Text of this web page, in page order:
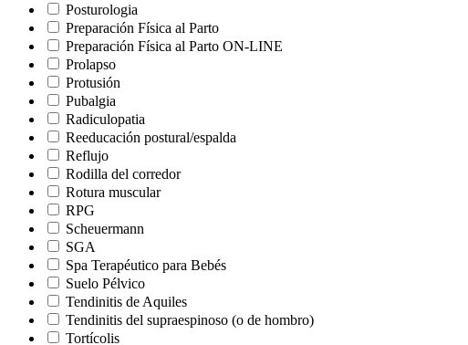
Posturologia
Preparación Física al Parto
Preparación Física al Parto ON-LINE
Prolapso
Protusión
Pubalgia
Radiculopatia
Reeducación postural/espalda
Reflujo
Rodilla del corredor
Rotura muscular
RPG
Scheuermann
SGA
Spa Terapéutico para Bebés
Suelo Pélvico
Tendinitis de Aquiles
Tendinitis del supraespinoso (o de hombro)
Tortícolis